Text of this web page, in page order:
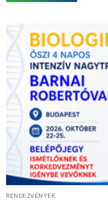
RENDEZVÉNYEK